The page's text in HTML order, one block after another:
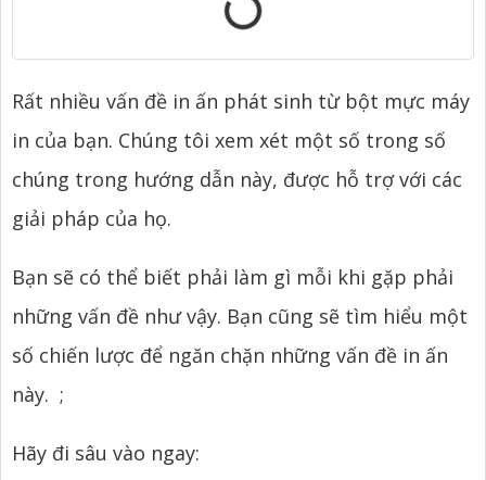
Rất nhiều vấn đề in ấn phát sinh từ bột mực máy
in của bạn. Chúng tôi xem xét một số trong số
chúng trong hướng dẫn này, được hỗ trợ với các
giải pháp của họ.
Bạn sẽ có thể biết phải làm gì mỗi khi gặp phải
những vấn đề như vậy. Bạn cũng sẽ tìm hiểu một
số chiến lược để ngăn chặn những vấn đề in ấn
này. ;
Hãy đi sâu vào ngay: